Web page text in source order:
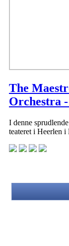
The
Orchestra
I denne
teateret i Heerlen i